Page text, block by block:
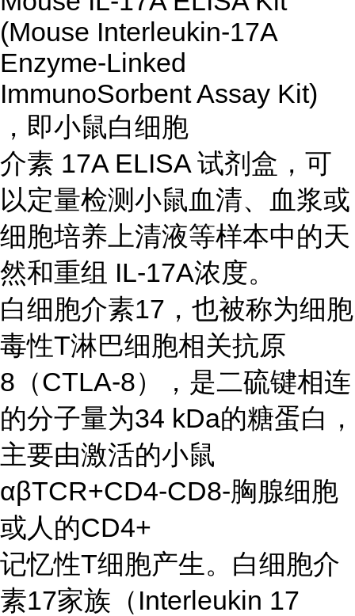
(Mouse Interleukin-17A
Enzyme-Linked
ImmunoSorbent Assay Kit)
，即小鼠白细胞
介素 17A ELISA 试剂盒，可
以定量检测小鼠血清、血浆或
细胞培养上清液等样本中的天
然和重组 IL-17A浓度。
白细胞介素17，也被称为细胞
毒性T淋巴细胞相关抗原
8（CTLA-8），是二硫键相连
的分子量为34 kDa的糖蛋白，
主要由激活的小鼠
αβTCR+CD4-CD8-胸腺细胞
或人的CD4+
记忆性T细胞产生。白细胞介
素17家族（Interleukin 17